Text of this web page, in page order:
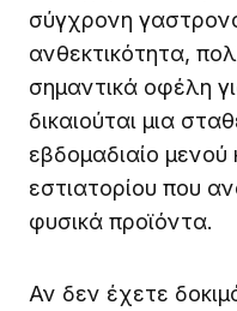
σύγχρονη
ανθεκτικότητα,
σημαντικά οφέλη
δικαιούται μια
εβδομαδιαίο μενού
εστιατορίου που
φυσικά προϊόντα.
Αν δεν έχετε